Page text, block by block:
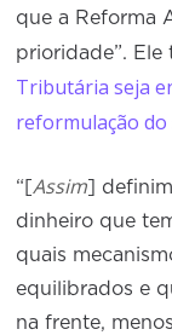
que a Reforma
prioridade”.
Tributária seja
reformulação
“[ Assim ]
dinheiro que
quais
equilibrados e
na frente,